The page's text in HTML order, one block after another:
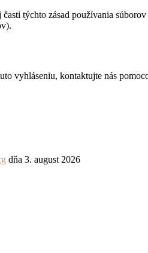
týchto zásad používania
vyhláseniu, kontaktujte nás
dňa 3. august 2026